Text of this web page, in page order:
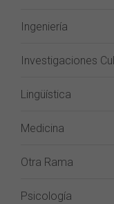
Ingeniería
Investigaciones
Lingüística
Medicina
Otra Rama
Psicología